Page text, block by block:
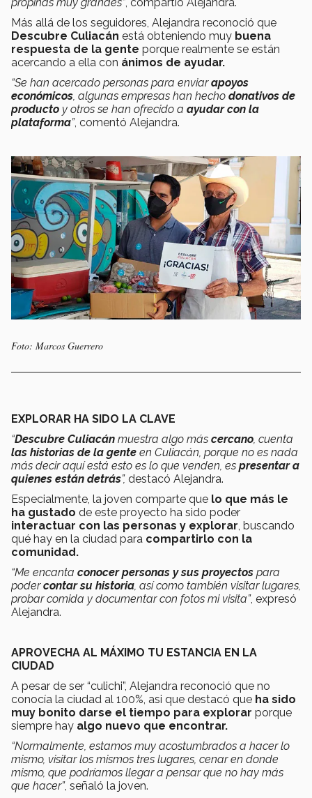
Más allá de los seguidores, Alejandra reconoció que
Descubre Culiacán está obteniendo muy buena
respuesta de la gente porque realmente se están
acercando a ella con ánimos de ayudar.
“Se han acercado personas para enviarapoyos
económicos , algunas empresas han hecho donativos de
producto y otros se han ofrecido a ayudar con la
plataforma”, comentó Alejandra.
Foto: Marcos Guerrero
EXPLORAR HA SIDO LA CLAVE
“Descubre Culiacán muestra algo más cercano , cuenta
las historias de la gente en Culiacán, porque no es nada
más decir aquí está esto es lo que venden, es presentar a
quienes están detrás”, destacó Alejandra.
Especialmente, la joven comparte que lo que más le
ha gustado de este proyecto ha sido poder
interactuar con las personas y explorar , buscando
qué hay en la ciudad para compartirlo con la
comunidad.
“Me encanta conocer personas y sus proyectos para
podercontar su historia , así como también visitar lugares,
probar comida y documentar con fotos mi visita”, expresó
Alejandra.
APROVECHA AL MÁXIMO TU ESTANCIA EN LA
CIUDAD
A pesar de ser “culichi”, Alejandra reconoció que no
conocía la ciudad al 100%, asi que destacó que ha sido
muy bonito darse el tiempo para explorar porque
siempre hay algo nuevo que encontrar.
“Normalmente, estamos muy acostumbrados a hacer lo
mismo, visitar los mismos tres lugares, cenar en donde
mismo, que podríamos llegar a pensar que no hay más
que hacer”, señaló la joven.